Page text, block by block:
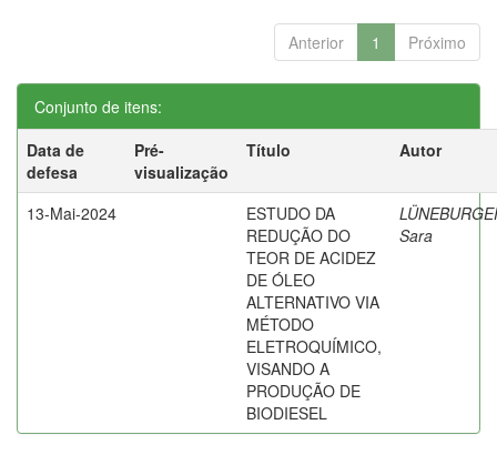
Anterior 1 Próximo
Conjunto de itens:
Data de
defesa
Pré-
visualização
Título Autor
13-Mai-2024
ESTUDO DA
REDUÇÃO DO
TEOR DE ACIDEZ
DE ÓLEO
ALTERNATIVO VIA
MÉTODO
ELETROQUÍMICO,
VISANDO A
PRODUÇÃO DE
BIODIESEL
Sara